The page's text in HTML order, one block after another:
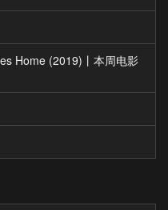
Home (2019)丨本周电影